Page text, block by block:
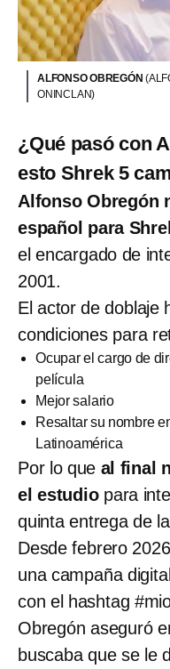
ALFONSO OBREGÓN
ONINCLAN)
¿Qué pasó con
esto Shrek 5
Alfonso Obregón
español para
el encargado de
2001.
El actor de doblaje
condiciones para
Ocupar el cargo de
película
Mejor salario
Resaltar su nombre
Latinoamérica
Por lo que al final
el estudio para
quinta entrega de
Desde febrero
una campaña
con el hashtag
Obregón aseguró
buscaba que se le